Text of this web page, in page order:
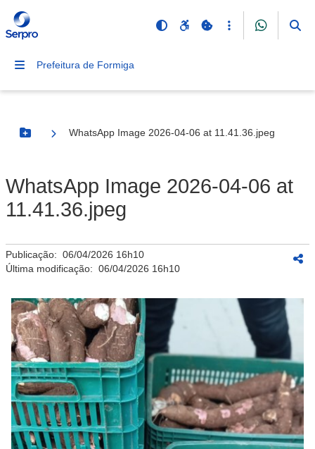
Prefeitura de Formiga
Botão Menu
WhatsApp Image 2026-04-06 at 11.41.36.jpeg
WhatsApp Image 2026-04-06 at
11.41.36.jpeg
Publicação: 06/04/2026 16h10
Última modificação: 06/04/2026 16h10